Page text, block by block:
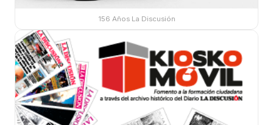
156 Años La Discusión